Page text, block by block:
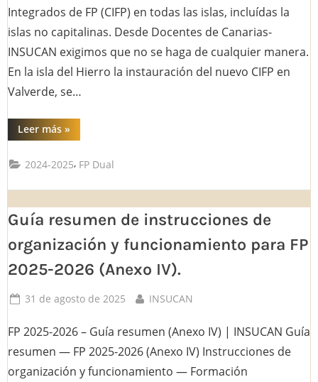
Integrados de FP (CIFP) en todas las islas, incluídas la
islas no capitalinas. Desde Docentes de Canarias-
INSUCAN exigimos que no se haga de cualquier manera.
En la isla del Hierro la instauración del nuevo CIFP en
Valverde, se…
Leer más“CIFP
en
un
centro
sin
ni
financiación,
reflejo
abandono
la
educación
en
Canarias”
»
2024-2025, FP Dual
Guía resumen de instrucciones de
organización y funcionamiento para FP
2025-2026 (Anexo IV).
Posted
31 de agosto de 2025 By
INSUCAN
FP 2025-2026 – Guía resumen (Anexo IV) | INSUCAN Guía
resumen — FP 2025-2026 (Anexo IV) Instrucciones de
organización y funcionamiento — Formación